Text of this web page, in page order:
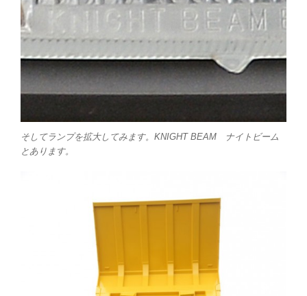
そしてランプを拡大してみます。KNIGHT BEAM ナイトビーム
とあります。